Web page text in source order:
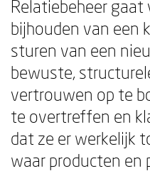
Relatiebeheer gaat
bijhouden van een
sturen van een
bewuste,
vertrouwen op te
te overtreffen en
dat ze er werkelijk
waar producten en